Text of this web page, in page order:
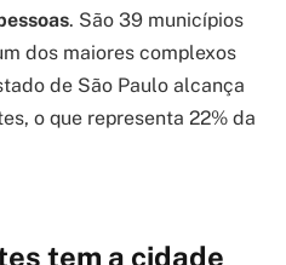
. São 39 municípios
dos maiores complexos
de São Paulo alcança
o que representa 22% da
tem a cidade